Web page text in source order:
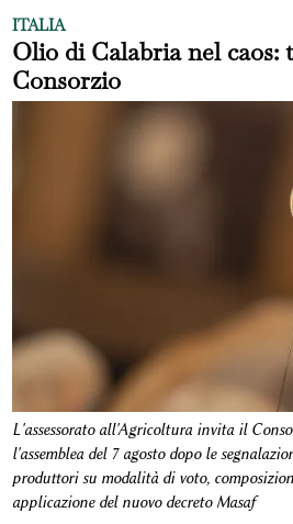
ITALIA
Olio di Calabria nel caos:
Consorzio
L'assessorato all'Agricoltura invita il
l'assemblea del 7 agosto dopo le
produttori su modalità di voto,
applicazione del nuovo decreto Masaf